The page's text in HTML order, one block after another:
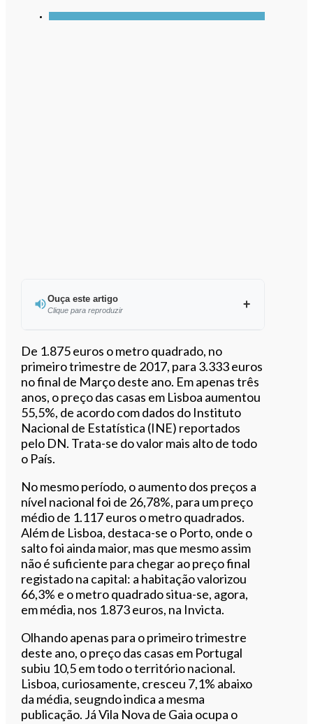
Ouça este artigo
Clique para reproduzir
Ouvir este artigo
De 1.875 euros o metro quadrado, no
primeiro trimestre de 2017, para 3.333 euros
no final de Março deste ano. Em apenas três
anos, o preço das casas em Lisboa aumentou
55,5%, de acordo com dados do Instituto
Nacional de Estatística (INE) reportados
pelo DN. Trata-se do valor mais alto de todo
o País.
No mesmo período, o aumento dos preços a
nível nacional foi de 26,78%, para um preço
médio de 1.117 euros o metro quadrados.
Além de Lisboa, destaca-se o Porto, onde o
salto foi ainda maior, mas que mesmo assim
não é suficiente para chegar ao preço final
registado na capital: a habitação valorizou
66,3% e o metro quadrado situa-se, agora,
em média, nos 1.873 euros, na Invicta.
Olhando apenas para o primeiro trimestre
deste ano, o preço das casas em Portugal
subiu 10,5 em todo o território nacional.
Lisboa, curiosamente, cresceu 7,1% abaixo
da média, seugndo indica a mesma
publicação. Já Vila Nova de Gaia ocupa o